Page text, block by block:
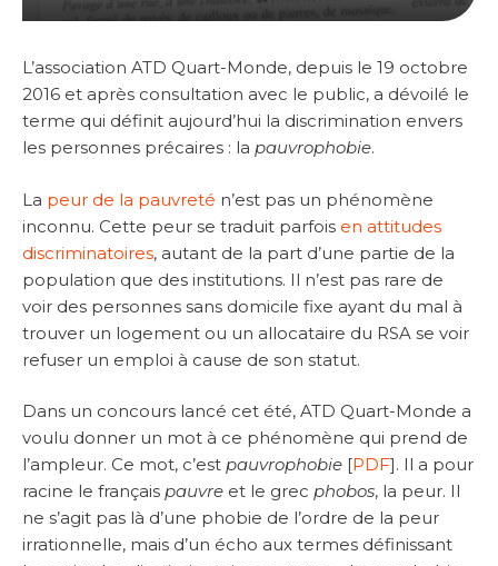
L’association ATD Quart-Monde, depuis le 19 octobre
2016 et après consultation avec le public, a dévoilé le
terme qui définit aujourd’hui la discrimination envers
les personnes précaires : la pauvrophobie.
La peur de la pauvreté n’est pas un phénomène
inconnu. Cette peur se traduit parfois en attitudes
discriminatoires, autant de la part d’une partie de la
population que des institutions. Il n’est pas rare de
voir des personnes sans domicile fixe ayant du mal à
trouver un logement ou un allocataire du RSA se voir
refuser un emploi à cause de son statut.
Dans un concours lancé cet été, ATD Quart-Monde a
voulu donner un mot à ce phénomène qui prend de
l’ampleur. Ce mot, c’est pauvrophobie [PDF]. Il a pour
racine le français pauvre et le grec phobos, la peur. Il
ne s’agit pas là d’une phobie de l’ordre de la peur
irrationnelle, mais d’un écho aux termes définissant